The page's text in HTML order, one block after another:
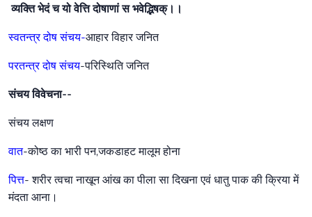
व्यक्ति भेदं च यो वेत्ति दोषाणां स भवेद्भिषक्।।
स्वतन्त्र दोष संचय-आहार विहार जनित
परतन्त्र दोष संचय-परिस्थिति जनित
संचय विवेचना--
संचय लक्षण
वात-कोष्ठ का भारी पन,जकडाहट मालूम होना
पित्त- शरीर त्वचा नाखून आंख का पीला सा दिखना एवं धातु पाक की क्रिया में
मंदता आना।